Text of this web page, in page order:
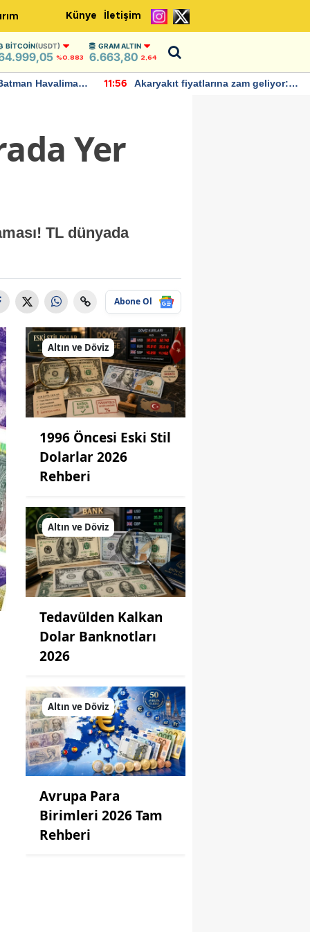
Künye İletişim
BITCOIN(USDT)
%0.883
GRAM ALTIN
6.663,80 2,64
Havalimanı
11:56
Akaryakıt fiyatlarına zam geliyor:
Yer
TL dünyada
Abone Ol
Altın ve Döviz
1996 Öncesi Eski Stil
Dolarlar 2026
Rehberi
Altın ve Döviz
Tedavülden Kalkan
Dolar Banknotları
2026
Altın ve Döviz
Avrupa Para
Birimleri 2026 Tam
Rehberi